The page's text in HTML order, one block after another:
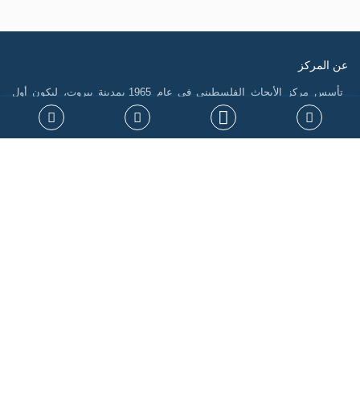
عن المركز
تأسس مركز الأبحاث الفلسطيني في عام 1965 بمدينة بيروت، ليكون أول
منصة فلسطينية رسمية مكرسة لاستدامة الذاكرة الفلسطينية وتوثيق سيرتها،
فضلاً عن إنتاج الدراسات التي تسهم في تشكيل السياسات، ودعم حقوق